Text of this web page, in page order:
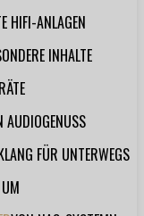
HIFI-ANLAGEN
INHALTE
FÜR UNTERWEGS